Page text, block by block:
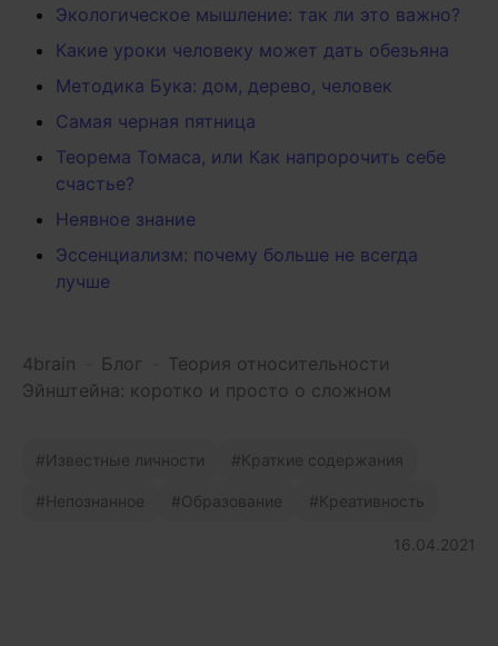
Экологическое мышление: так ли это важно?
Какие уроки человеку может дать обезьяна
Методика Бука: дом, дерево, человек
Самая черная пятница
Теорема Томаса, или Как напророчить себе
счастье?
Неявное знание
Эссенциализм: почему больше не всегда
лучше
4brain Блог
Теория относительности
Эйнштейна: коротко и просто о сложном
Известные личности Краткие содержания
Непознанное Образование Креативность
16.04.2021